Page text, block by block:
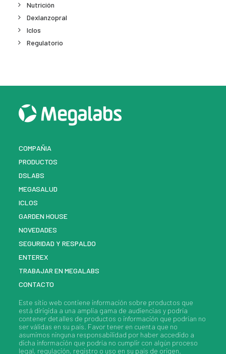
Nutrición
Dexlanzopral
Iclos
Regulatorio
COMPAÑIA
PRODUCTOS
DSLABS
MEGASALUD
ICLOS
GARDEN HOUSE
NOVEDADES
SEGURIDAD Y RESPALDO
ENTEREX
TRABAJAR EN MEGALABS
CONTACTO
Este sitio web contiene información sobre productos que
está dirigida a una amplia gama de audiencias y podría
contener detalles de productos o información que podrían no
ser válidas en su país. Favor tener en cuenta que no
asumimos ninguna responsabilidad por haber accedido a
dicha información que podría no cumplir con algún proceso
legal, regulación, registro o uso en su país de origen.